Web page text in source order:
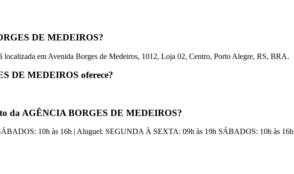
DE MEDEIROS?
em Avenida Borges de Medeiros, 1012, Loja 02, Centro, Porto Alegre, RS, BRA.
DE MEDEIROS oferece?
da AGÊNCIA BORGES DE MEDEIROS?
10h às 16h | Aluguel: SEGUNDA À SEXTA: 09h às 19h SÁBADOS: 10h às 16h